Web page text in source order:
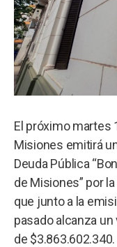
El próximo martes
Misiones emitirá
Deuda Pública
de Misiones” por
que junto a la
pasado alcanza
de